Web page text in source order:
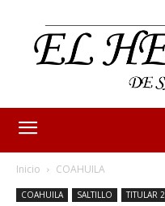
Inicio COAHUILA
COAHUILA SALTILLO TITULAR 2